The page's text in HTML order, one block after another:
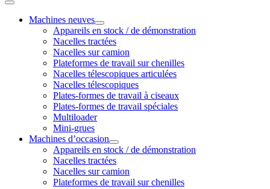
Machines neuves
Appareils en stock / de démonstration
Nacelles tractées
Nacelles sur camion
Plateformes de travail sur chenilles
Nacelles télescopiques articulées
Nacelles télescopiques
Plates-formes de travail à ciseaux
Plates-formes de travail spéciales
Multiloader
Mini-grues
Machines d’occasion
Appareils en stock / de démonstration
Nacelles tractées
Nacelles sur camion
Plateformes de travail sur chenilles